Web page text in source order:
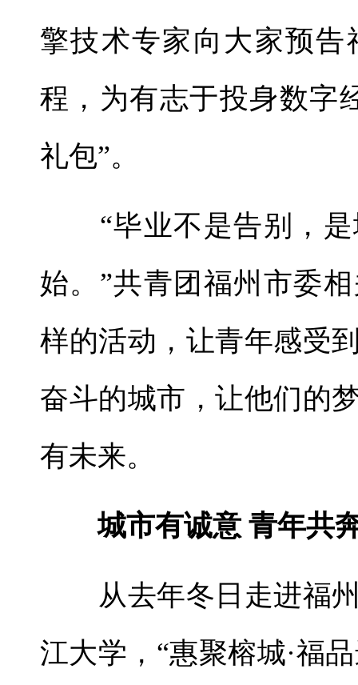
擎技术专家向大家预告
程，为有志于投身数字
礼包”。
“毕业不是告别，是
始。”共青团福州市委
样的活动，让青年感受
奋斗的城市，让他们的
有未来。
城市有诚意 青年共
从去年冬日走进福州
江大学，“惠聚榕城·福